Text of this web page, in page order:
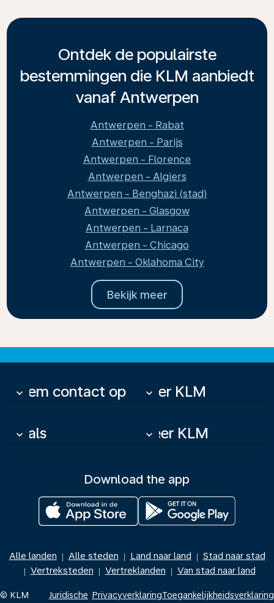
Ontdek de populairste
bestemmingen die KLM aanbiedt
vanaf Antwerpen
Antwerpen - Rabat
Antwerpen - Parijs
Antwerpen - Florence
Antwerpen - Algiers
Antwerpen - Benghazi (stad)
Antwerpen - Glasgow
Antwerpen - Larnaca
Antwerpen - Chicago
Antwerpen - Oklahoma City
Bekijk meer
Neem contact op
keyboard_arrow_down Over KLM
keyboard_arrow_down
Deals
keyboard_arrow_down Meer KLM
keyboard_arrow_down
Download the app
Alle landen | Alle steden | Land naar land | Stad naar stad
| Vertreksteden | Vertreklanden | Van stad naar land
© KLM Juridische PrivacyverklaringToegankelijkheidsverklaring